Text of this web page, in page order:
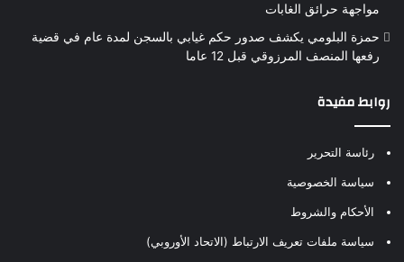
مواجهة حرائق الغابات
حمزة البلومي يكشف صدور حكم غيابي بالسجن لمدة عام في قضية
رفعها المنصف المرزوقي قبل 12 عاما
روابط مفيدة
رئاسة التحرير
سياسة الخصوصية
الأحكام والشروط
سياسة ملفات تعريف الارتباط (الاتحاد الأوروبي)